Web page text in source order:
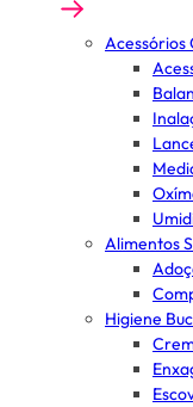
Acessórios
Alimentos
Higiene